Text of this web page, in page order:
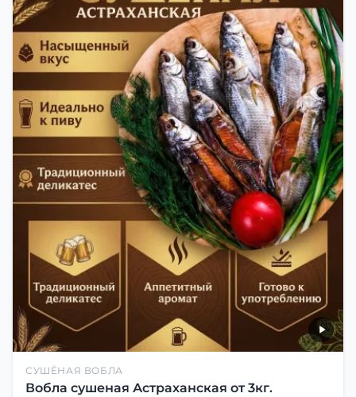
СУШЁНАЯ ВОБЛА
Вобла сушеная Астраханская от 3кг.